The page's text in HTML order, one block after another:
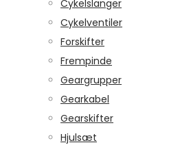
Cykelslanger
Cykelventiler
Forskifter
Frempinde
Geargrupper
Gearkabel
Gearskifter
Hjulsæt